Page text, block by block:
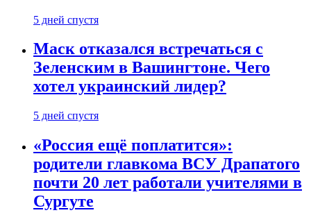
5 дней спустя
Маск отказался встречаться с
Зеленским в Вашингтоне. Чего
хотел украинский лидер?
5 дней спустя
«Россия ещё поплатится»:
родители главкома ВСУ Драпатого
почти 20 лет работали учителями в
Сургуте